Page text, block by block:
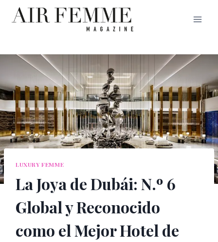
Saltar
LUXURY FEMME
La Joya de Dubái: N.º 6
Global y Reconocido
como el Mejor Hotel de